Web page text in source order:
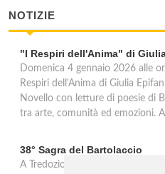
NOTIZIE
"I Respiri dell'Anima" di
Domenica 4 gennaio 2026 alle
Respiri dell'Anima di Giulia
Novello con letture di poesie di
tra arte, comunità ed emozioni.
38° Sagra del Bartolaccio
A Tredozio, borgo dell’Appennino